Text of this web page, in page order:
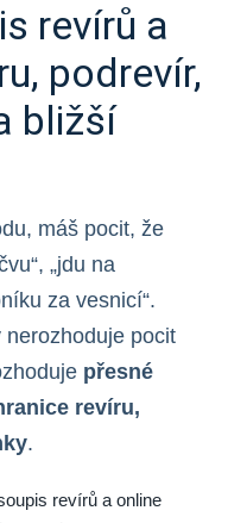
revírů a
podrevír,
bližší
máš pocit, že
„jdu na
za vesnicí“.
pocit
přesné
revíru,
.
revírů a online